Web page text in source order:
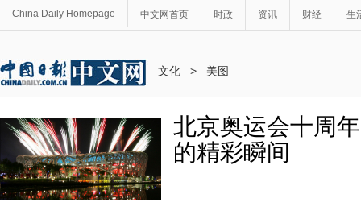
China Daily Homepage 中文网首页 时政 资讯 财经 生
文化 > 美图
北京奥运会十周
的精彩瞬间